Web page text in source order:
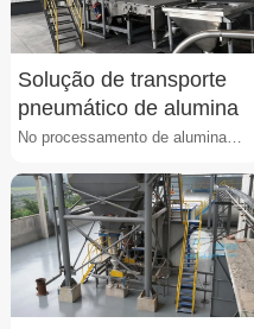
Solução de transporte
pneumático de alumina
No processamento de alumina
enfrentam dificuldades c···